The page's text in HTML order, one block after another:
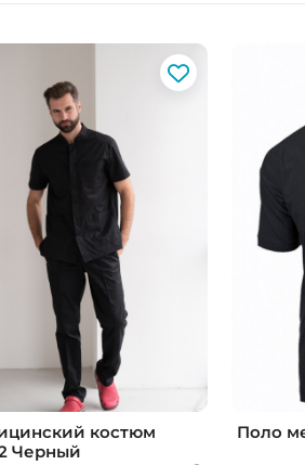
костюм
Черный
Поло